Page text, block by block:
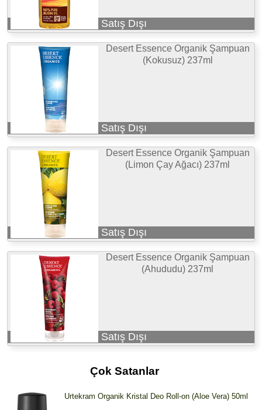
Satış Dışı
Desert Essence Organik Şampuan
(Kokusuz) 237ml
Satış Dışı
Desert Essence Organik Şampuan
(Limon Çay Ağacı) 237ml
Satış Dışı
Desert Essence Organik Şampuan
(Ahududu) 237ml
Satış Dışı
Çok Satanlar
Urtekram Organik Kristal Deo Roll-on (Aloe Vera) 50ml